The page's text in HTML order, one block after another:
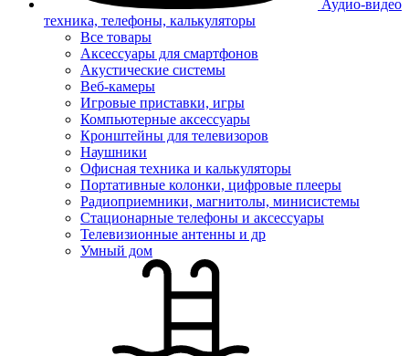
Аудио-видео
техника, телефоны, калькуляторы
Все товары
Аксессуары для смартфонов
Акустические системы
Веб-камеры
Игровые приставки, игры
Компьютерные аксессуары
Кронштейны для телевизоров
Наушники
Офисная техника и калькуляторы
Портативные колонки, цифровые плееры
Радиоприемники, магнитолы, минисистемы
Стационарные телефоны и аксессуары
Телевизионные антенны и др
Умный дом